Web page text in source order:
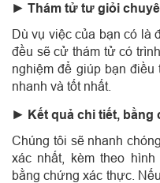
► Thám tử tư giỏi
Dù vụ việc của bạn có là
đều sẽ cử thám tử có
nghiệm để giúp bạn
nhanh và tốt nhất.
► Kết quả chi tiết, bằng
Chúng tôi sẽ nhanh
xác nhất, kèm theo
bằng chứng xác thực.